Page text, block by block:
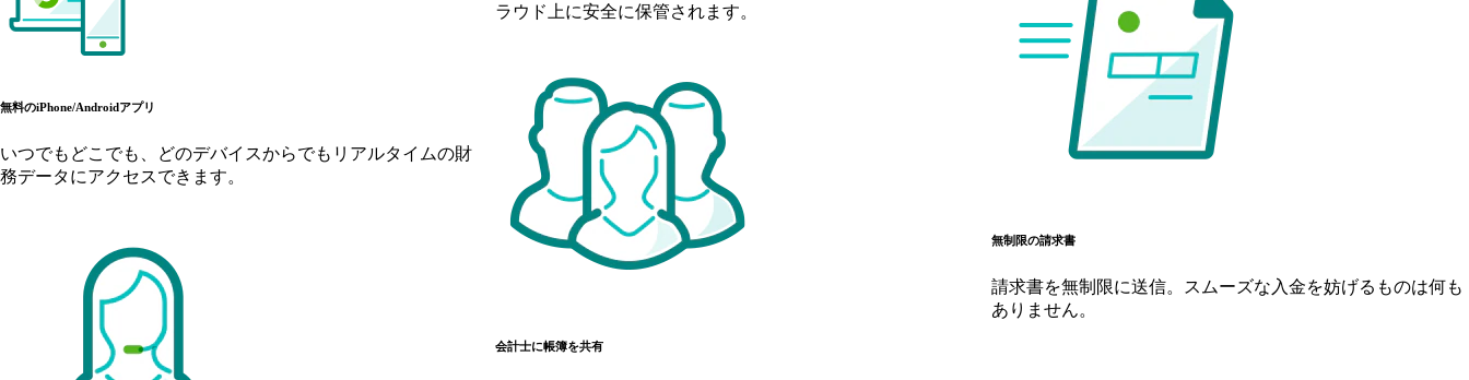
無料のiPhone/Androidアプリ
いつでもどこでも、どのデバイスからでもリアルタイムの財
務データにアクセスできます。
ラウド上に安全に保管されます。
会計士に帳簿を共有
無制限の請求書
請求書を無制限に送信。スムーズな入金を妨げるものは何も
ありません。